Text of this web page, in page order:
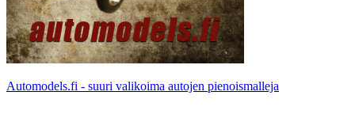
Automodels.fi - suuri valikoima autojen pienoismalleja